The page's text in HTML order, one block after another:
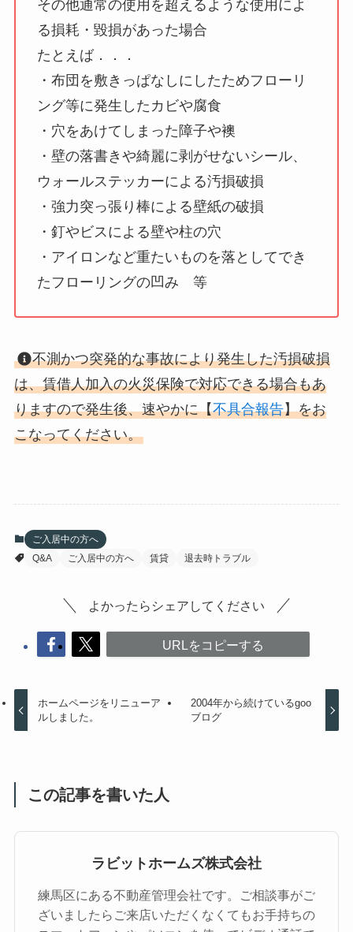
その他通常の使用を超えるような使用によ
る損耗・毀損があった場合
たとえば．．．
・布団を敷きっぱなしにしたためフローリ
ング等に発生したカビや腐食
・穴をあけてしまった障子や襖
・壁の落書きや綺麗に剥がせないシール、
ウォールステッカーによる汚損破損
・強力突っ張り棒による壁紙の破損
・釘やビスによる壁や柱の穴
・アイロンなど重たいものを落としてでき
たフローリングの凹み 等
不測かつ突発的な事故により発生した汚損破損
は、賃借人加入の火災保険で対応できる場合もあ
りますので発生後、速やかに【不具合報告】をお
こなってください。
ご入居中の方へ
Q&A
ご入居中の方へ 賃貸 退去時トラブル
よかったらシェアしてください
URLをコピーする
ホームページをリニューア
ルしました。
2004年から続けているgoo
ブログ
この記事を書いた人
ラビットホームズ株式会社
練馬区にある不動産管理会社です。ご相談事がご
ざいましたらご来店いただくなくてもお手持ちの